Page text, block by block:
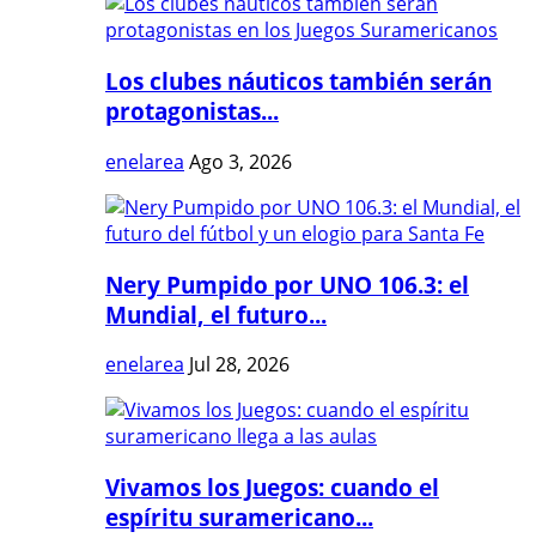
Los clubes náuticos también serán
protagonistas...
enelarea Ago 3, 2026
Nery Pumpido por UNO 106.3: el
Mundial, el futuro...
enelarea Jul 28, 2026
Vivamos los Juegos: cuando el
espíritu suramericano...